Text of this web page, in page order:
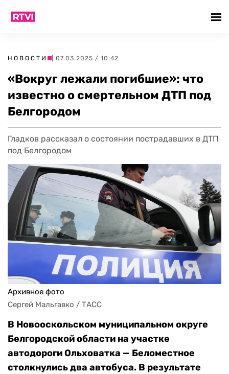
НОВОСТИ | 07.03.2025 / 10:42
«Вокруг лежали погибшие»: что
известно о смертельном ДТП под
Белгородом
Гладков рассказал о состоянии пострадавших в ДТП
под Белгородом
Архивное фото
Сергей Мальгавко / ТАСС
В Новооскольском муниципальном округе
Белгородской области на участке
автодороги Ольховатка — Беломестное
столкнулись два автобуса. В результате